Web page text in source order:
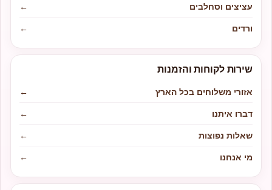
עציצים וסחלבים
←
ורדים
←
שירות לקוחות והזמנות
אזורי משלוחים בכל הארץ
←
דברו איתנו
←
שאלות נפוצות
←
מי אנחנו
←